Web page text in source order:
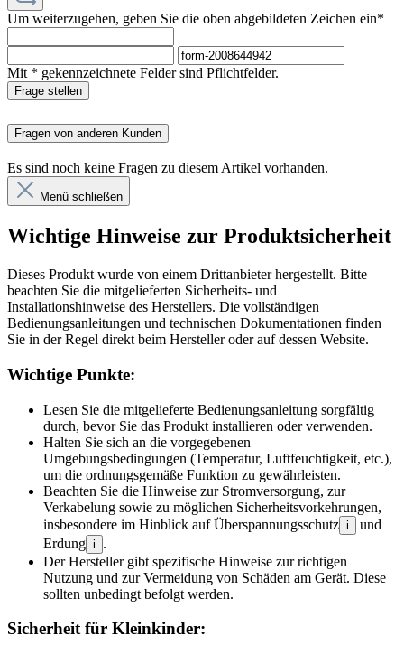
Um weiterzugehen, geben Sie die oben abgebildeten Zeichen ein*
Mit * gekennzeichnete Felder sind Pflichtfelder.
Frage stellen
Fragen von anderen Kunden
Es sind noch keine Fragen zu diesem Artikel vorhanden.
Menü schließen
Wichtige Hinweise zur Produktsicherheit
Dieses Produkt wurde von einem Drittanbieter hergestellt. Bitte
beachten Sie die mitgelieferten Sicherheits- und
Installationshinweise des Herstellers. Die vollständigen
Bedienungsanleitungen und technischen Dokumentationen finden
Sie in der Regel direkt beim Hersteller oder auf dessen Website.
Wichtige Punkte:
Lesen Sie die mitgelieferte Bedienungsanleitung sorgfältig
durch, bevor Sie das Produkt installieren oder verwenden.
Halten Sie sich an die vorgegebenen
Umgebungsbedingungen (Temperatur, Luftfeuchtigkeit, etc.),
um die ordnungsgemäße Funktion zu gewährleisten.
Beachten Sie die Hinweise zur Stromversorgung, zur
Verkabelung sowie zu möglichen Sicherheitsvorkehrungen,
insbesondere im Hinblick auf Überspannungsschutz i
und
Erdung i
.
Der Hersteller gibt spezifische Hinweise zur richtigen
Nutzung und zur Vermeidung von Schäden am Gerät. Diese
sollten unbedingt befolgt werden.
Sicherheit für Kleinkinder: